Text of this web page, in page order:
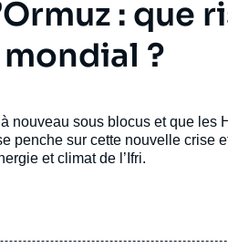
: que
?
nouveau sous blocus et que
penche sur cette nouvelle crise
et climat de l’Ifri.